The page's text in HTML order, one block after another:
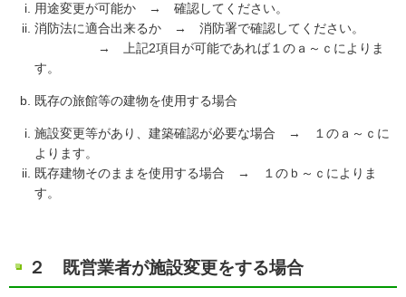
用途変更が可能か → 確認してください。
消防法に適合出来るか → 消防署で確認してください。
→ 上記2項目が可能であれば１のａ～ｃによりま
す。
既存の旅館等の建物を使用する場合
施設変更等があり、建築確認が必要な場合 → １のａ～ｃに
よります。
既存建物そのままを使用する場合 → １のｂ～ｃによりま
す。
２ 既営業者が施設変更をする場合